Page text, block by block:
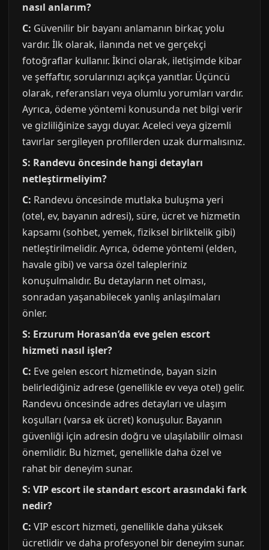
nasıl anlarım?
C: Güvenilir bir bayanı anlamanın birkaç yolu
vardır. İlk olarak, ilanında net ve gerçekçi
fotoğraflar kullanır. İkinci olarak, iletişimde kibar
ve şeffaftır, sorularınızı açıkça yanıtlar. Üçüncü
olarak, referansları veya olumlu yorumları vardır.
Ayrıca, ödeme yöntemi konusunda net bilgi verir
ve gizliliğinize saygı duyar. Aceleci veya gizemli
tavırlar sergileyen profillerden uzak durmalısınız.
S: Randevu öncesinde hangi detayları
netleştirmeliyim?
C: Randevu öncesinde mutlaka buluşma yeri
(otel, ev, bayanın adresi), süre, ücret ve hizmetin
kapsamı (sohbet, yemek, fiziksel birliktelik gibi)
netleştirilmelidir. Ayrıca, ödeme yöntemi (elden,
havale gibi) ve varsa özel talepleriniz
konuşulmalıdır. Bu detayların net olması,
sonradan yaşanabilecek yanlış anlaşılmaları
önler.
S: Erzurum Horasan’da eve gelen escort
hizmeti nasıl işler?
C: Eve gelen escort hizmetinde, bayan sizin
belirlediğiniz adrese (genellikle ev veya otel) gelir.
Randevu öncesinde adres detayları ve ulaşım
koşulları (varsa ek ücret) konuşulur. Bayanın
güvenliği için adresin doğru ve ulaşılabilir olması
önemlidir. Bu hizmet, genellikle daha özel ve
rahat bir deneyim sunar.
S: VIP escort ile standart escort arasındaki fark
nedir?
C: VIP escort hizmeti, genellikle daha yüksek
ücretlidir ve daha profesyonel bir deneyim sunar.